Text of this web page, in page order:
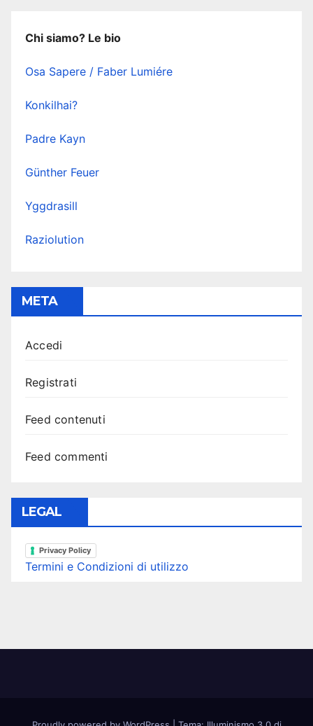
Chi siamo? Le bio
Osa Sapere / Faber Lumiére
Konkilhai?
Padre Kayn
Günther Feuer
Yggdrasill
Raziolution
META
Accedi
Registrati
Feed contenuti
Feed commenti
LEGAL
Privacy Policy
Termini e Condizioni di utilizzo